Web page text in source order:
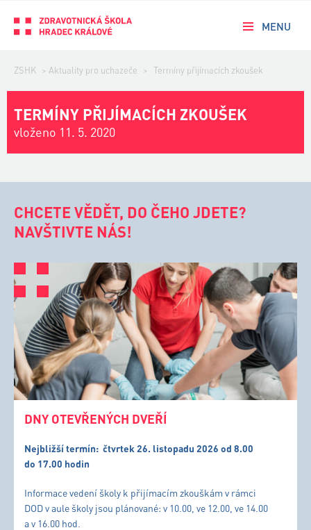
MENU
ZSHK > Aktuality pro uchazeče > Termíny přijímacích zkoušek
TERMÍNY PŘIJÍMACÍCH ZKOUŠEK
vloženo 11. 5. 2020
CHCETE VĚDĚT, DO ČEHO JDETE?
NAVŠTIVTE NÁS!
DNY OTEVŘENÝCH DVEŘÍ
Nejbližší termín: čtvrtek 26. listopadu 2026 od 8.00
do 17.00 hodin
Informace vedení školy k přijímacím zkouškám v rámci
DOD v aule školy jsou plánované: v 10.00, ve 12.00, ve 14.00
a v 16.00 hod.